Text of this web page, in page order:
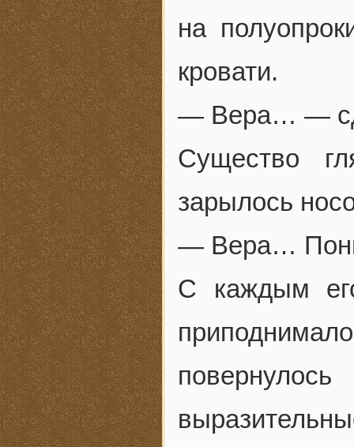
на
кровати.
— Вера… —
Существо
зарылось
— Вера…
С каждым